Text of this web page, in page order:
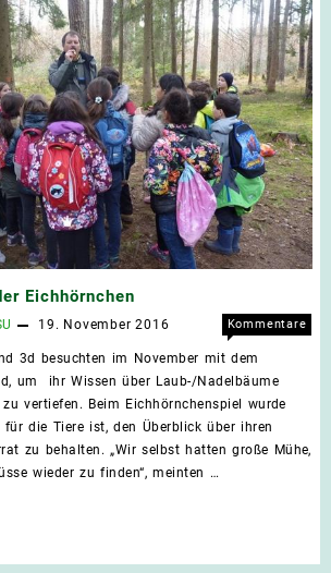
Eichhörnchen
19. November 2016
Kommentare
3d besuchten im November mit dem
um ihr Wissen über Laub-/Nadelbäume
vertiefen. Beim Eichhörnchenspiel wurde
für die Tiere ist, den Überblick über ihren
zu behalten. „Wir selbst hatten große Mühe,
wieder zu finden“, meinten …